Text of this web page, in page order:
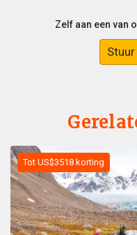
Zelf aan een van
Tot US$3518 korting